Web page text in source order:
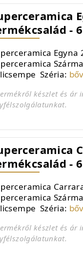
-
Egyna
Széria:
készlet és ár
-
Széria:
készlet és ár